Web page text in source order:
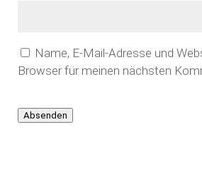
Name, E-Mail-Adresse und
Browser für meinen nächsten
Absenden